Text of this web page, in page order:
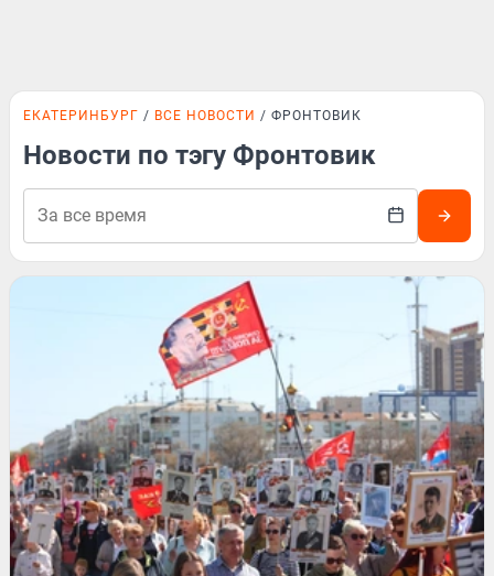
ЕКАТЕРИНБУРГ ВСЕ НОВОСТИ ФРОНТОВИК
Новости по тэгу Фронтовик